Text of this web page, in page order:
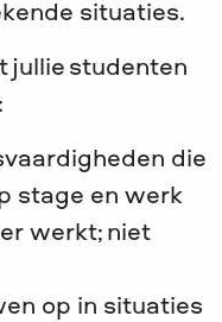
situaties.
jullie studenten
die
stage en werk
werkt; niet
op in situaties